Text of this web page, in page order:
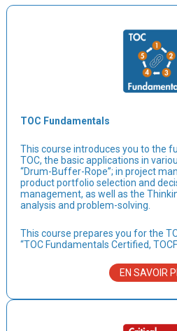
TOC Fundamentals
This course introduces you to the
TOC, the basic applications in
“Drum-Buffer-Rope”; in project
product portfolio selection and
management, as well as the
analysis and problem-solving.
This course prepares you for the
“TOC Fundamentals Certified,
EN SAVOIR